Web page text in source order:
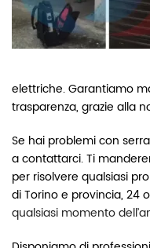
elettriche. Garantiamo
trasparenza, grazie alla
Se hai problemi con
a contattarci. Ti
per risolvere qualsiasi
di Torino e provincia, 24
qualsiasi momento